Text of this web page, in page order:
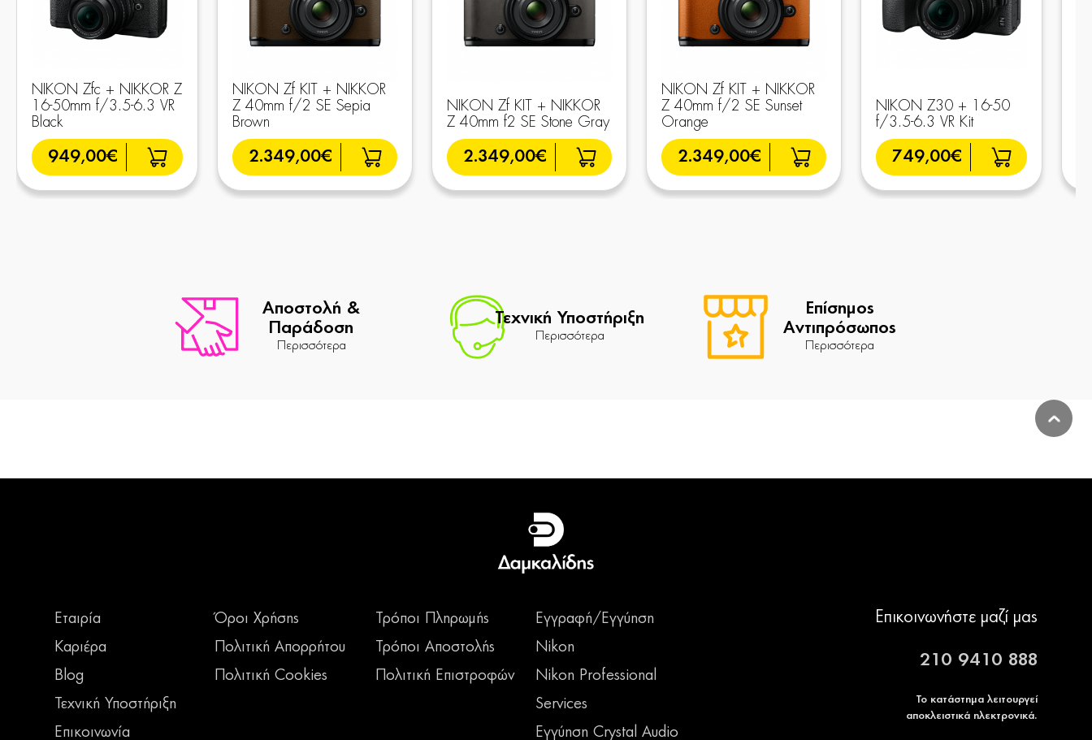
NIKON Zfc + NIKKOR Z
16-50mm f/3.5-6.3 VR
Black
949,00€
NIKON Zf KIT + NIKKOR
Z 40mm f/2 SE Sepia
Brown
2.349,00€
NIKON Zf KIT + NIKKOR
Z 40mm f2 SE Stone Gray
2.349,00€
NIKON Zf KIT + NIKKOR
Z 40mm f/2 SE Sunset
Orange
2.349,00€
NIKON Z30 + 16-50
f/3.5-6.3 VR Kit
749,00€
Αποστολή &
Παράδοση
Περισσότερα
Τεχνική Υποστήριξη
Περισσότερα
Επίσημος
Αντιπρόσωπος
Περισσότερα
Εταιρία
Καριέρα
Blog
Τεχνική Υποστήριξη
Επικοινωνία
Όροι Χρήσης
Πολιτική Απορρήτου
Πολιτική Cookies
Τρόποι Πληρωμής
Τρόποι Αποστολής
Πολιτική Επιστροφών
Εγγραφή/Εγγύηση
Nikon
Nikon Professional
Services
Εγγύηση Crystal Audio
Επικοινωνήστε μαζί μας
210 9410 888
Το κατάστημα λειτουργεί
αποκλειστικά ηλεκτρονικά.